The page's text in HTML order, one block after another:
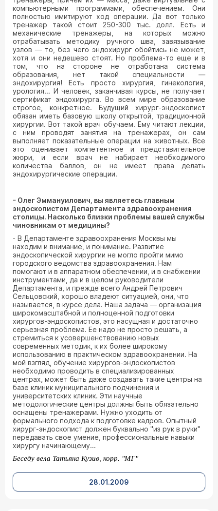
компьютерными программами, обеспечением. Они
полностью имитируют ход операции. Да вот только
тренажер такой стоит 250-300 тыс. долл. Есть и
механические тренажеры, на которых можно
отрабатывать методику ручного шва, завязывание
узлов — то, без чего эндохирург обойтись не может,
хотя и они недешево стоят. Но проблема-то еще и в
том, что на стороне не отработана система
образования, нет такой специальности —
эндохирургия! Есть просто хирургия, гинекология,
урология... И человек, заканчивая курсы, не получает
сертификат эндохирурга. Во всем мире образование
строгое, конкретное. Будущий хирург-эндоскопист
обязан иметь базовую школу открытой, традиционной
хирургии. Вот такой врач обучаем. Ему читают лекции,
с ним проводят занятия на тренажерах, он сам
выполняет показательные операции на животных. Все
это оценивает компетентное и представительное
жюри, и если врач не набирает необходимого
количества баллов, он не имеет права делать
эндохирургические операции.
- Олег Эммануилович, вы являетесь главным
эндоскопистом Департамента здравоохранения
столицы. Насколько близки проблемы вашей службы
чиновникам от медицины?
- В Департаменте здравоохранения Москвы мы
находим и внимание, и понимание. Развитие
эндоскопической хирургии не могло пройти мимо
городского ведомства здравоохранения. Нам
помогают и в аппаратном обеспечении, и в снабжении
инструментами, да и в целом руководители
Департамента, и прежде всего Андрей Петрович
Сельцовский, хорошо владеют ситуацией, они, что
называется, в курсе дела. Наша задача — организация
широкомасштабной и полноценной подготовки
хирургов-эндоскопистов, это насущная и достаточно
серьезная проблема. Ее надо не просто решать, а
стремиться к усовершенствованию новых
современных методик, к их более широкому
использованию в практическом здравоохранении. На
мой взгляд, обучение хирургов-эндоскопистов
необходимо проводить в специализированных
центрах, может быть даже создавать такие центры на
базе клиник муниципального подчинения и
университетских клиник. Эти научные
методологические центры должны быть обязательно
оснащены тренажерами. Нужно уходить от
формального подхода к подготовке кадров. Опытный
хирург-эндоскопист должен буквально "из рук в руки"
передавать свое умение, профессиональные навыки
хирургу начинающему...
Беседу вела Татьяна Кузив, корр. "МГ"
28.01.2009